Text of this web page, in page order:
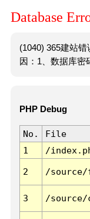
Database
(1040) 365建站
因：1、数据库密
PHP Debug
No. File
1
/
2 /
3 /